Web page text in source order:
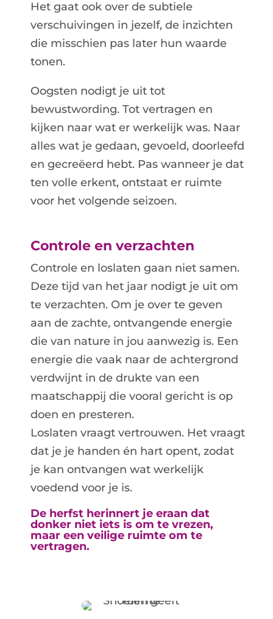
Het gaat ook over de subtiele
verschuivingen in jezelf, de inzichten
die misschien pas later hun waarde
tonen.
Oogsten nodigt je uit tot
bewustwording. Tot vertragen en
kijken naar wat er werkelijk was. Naar
alles wat je gedaan, gevoeld, doorleefd
en gecreëerd hebt. Pas wanneer je dat
ten volle erkent, ontstaat er ruimte
voor het volgende seizoen.
Controle en verzachten
Controle en loslaten gaan niet samen.
Deze tijd van het jaar nodigt je uit om
te verzachten. Om je over te geven
aan de zachte, ontvangende energie
die van nature in jou aanwezig is. Een
energie die vaak naar de achtergrond
verdwijnt in de drukte van een
maatschappij die vooral gericht is op
doen en presteren.
Loslaten vraagt vertrouwen. Het vraagt
dat je je handen én hart opent, zodat
je kan ontvangen wat werkelijk
voedend voor je is.
De herfst herinnert je eraan dat
donker niet iets is om te vrezen,
maar een veilige ruimte om te
vertragen.